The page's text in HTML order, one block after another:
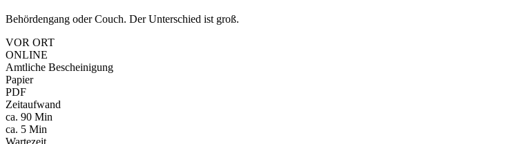
Behördengang oder Couch. Der Unterschied ist groß.
VOR ORT
ONLINE
Amtliche Bescheinigung
Papier
PDF
Zeitaufwand
ca. 90 Min
ca. 5 Min
Wartezeit